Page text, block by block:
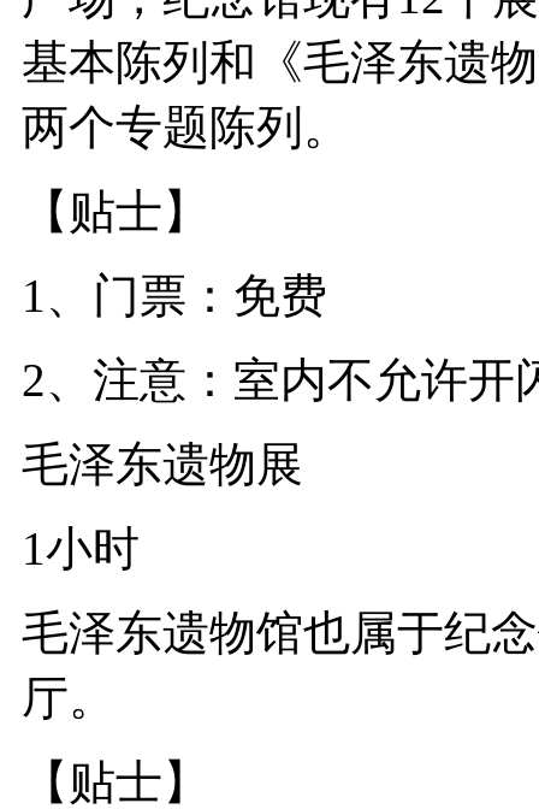
基本陈列和《毛泽东遗
两个专题陈列。
【贴士】
1、门票：免费
2、注意：室内不允许开
毛泽东遗物展
1小时
毛泽东遗物馆也属于纪
厅。
【贴士】